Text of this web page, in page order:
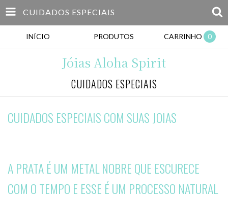
CUIDADOS ESPECIAIS
INÍCIO PRODUTOS CARRINHO 0
Jóias Aloha Spirit
CUIDADOS ESPECIAIS
CUIDADOS ESPECIAIS COM SUAS JOIAS
A PRATA É UM METAL NOBRE QUE ESCURECE
COM O TEMPO E ESSE É UM PROCESSO NATURAL